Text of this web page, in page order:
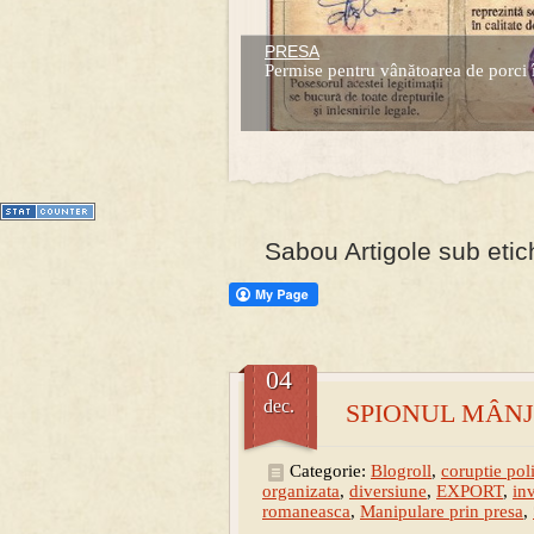
PRESA
Permise pentru vânătoarea de
Prima mea carte publicata (Nemira)
Averea Presedintelui: prima lucrare
Sabou Artigole sub
SPIONUL
04
dec.
Categorie: Blogroll, coruptie
organizata, diversiune, EXPORT,
romaneasca, Manipulare prin presa,